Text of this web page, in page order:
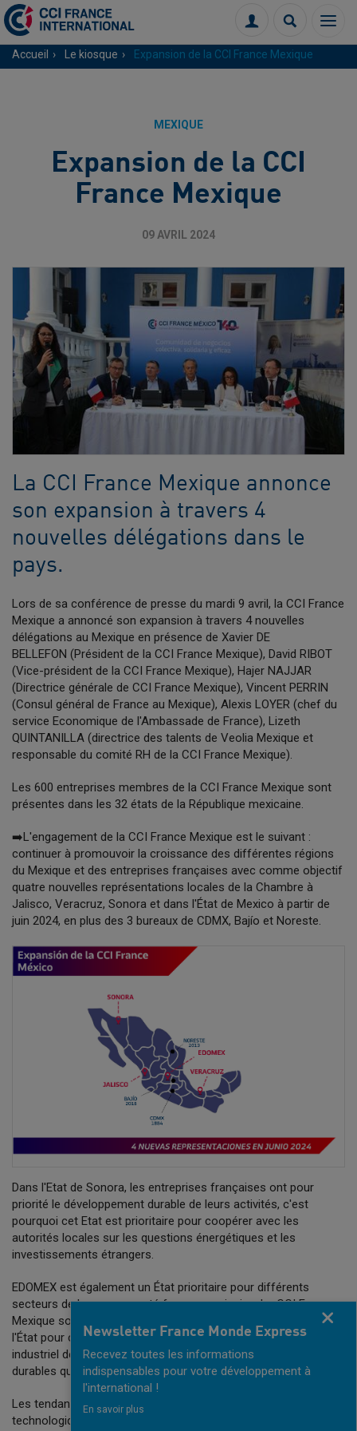
Menu
Connexion
Accueil Le kiosque Expansion de la CCI France Mexique
MEXIQUE
Expansion de la CCI
France Mexique
09 AVRIL 2024
La CCI France Mexique annonce
son expansion à travers 4
nouvelles délégations dans le
pays.
Lors de sa conférence de presse du mardi 9 avril, la CCI France
Mexique a annoncé son expansion à travers 4 nouvelles
délégations au Mexique en présence de Xavier DE
BELLEFON (Président de la CCI France Mexique), David RIBOT
(Vice-président de la CCI France Mexique), Hajer NAJJAR
(Directrice générale de CCI France Mexique), Vincent PERRIN
(Consul général de France au Mexique), Alexis LOYER (chef du
service Economique de l'Ambassade de France), Lizeth
QUINTANILLA (directrice des talents de Veolia Mexique et
responsable du comité RH de la CCI France Mexique).
Les 600 entreprises membres de la CCI France Mexique sont
présentes dans les 32 états de la République mexicaine.
➡️L'engagement de la CCI France Mexique est le suivant :
continuer à promouvoir la croissance des différentes régions
du Mexique et des entreprises françaises avec comme objectif
quatre nouvelles représentations locales de la Chambre à
Jalisco, Veracruz, Sonora et dans l'État de Mexico à partir de
juin 2024, en plus des 3 bureaux de CDMX, Bajío et Noreste.
Dans l'Etat de Sonora, les entreprises françaises ont pour
priorité le développement durable de leurs activités, c'est
pourquoi cet Etat est prioritaire pour coopérer avec les
autorités locales sur les questions énergétiques et les
investissements étrangers.
EDOMEX est également un État prioritaire pour différents
secteurs de la communauté franco-mexicaine. La CCI France
Mexique souhaite travailler avec les secteurs public et privé de
l'État pour continuer à le positionner comme un centre
industriel de premier plan, en promouvant des solutions
durables qui garantissent le bien-être social de la population.
Les tendances mondiales et nationales font du développement
technologique l'une des priorités de la plupart des secteurs
Newsletter France Monde Express
Recevez toutes les informations
indispensables pour votre développement à
l'international !
En savoir plus